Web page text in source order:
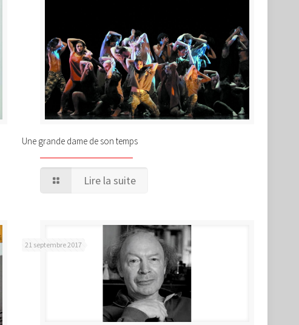
Une grande dame de son temps
Lire la suite
21 septembre 2017